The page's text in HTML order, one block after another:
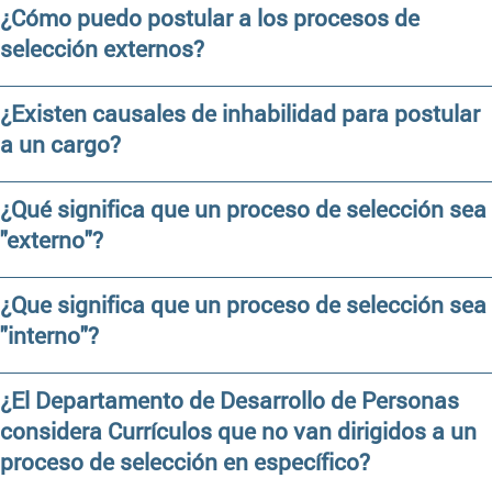
¿Cómo puedo postular a los procesos de
selección externos?
¿Existen causales de inhabilidad para postular
a un cargo?
¿Qué significa que un proceso de selección sea
"externo"?
¿Que significa que un proceso de selección sea
"interno"?
¿El Departamento de Desarrollo de Personas
considera Currículos que no van dirigidos a un
proceso de selección en específico?